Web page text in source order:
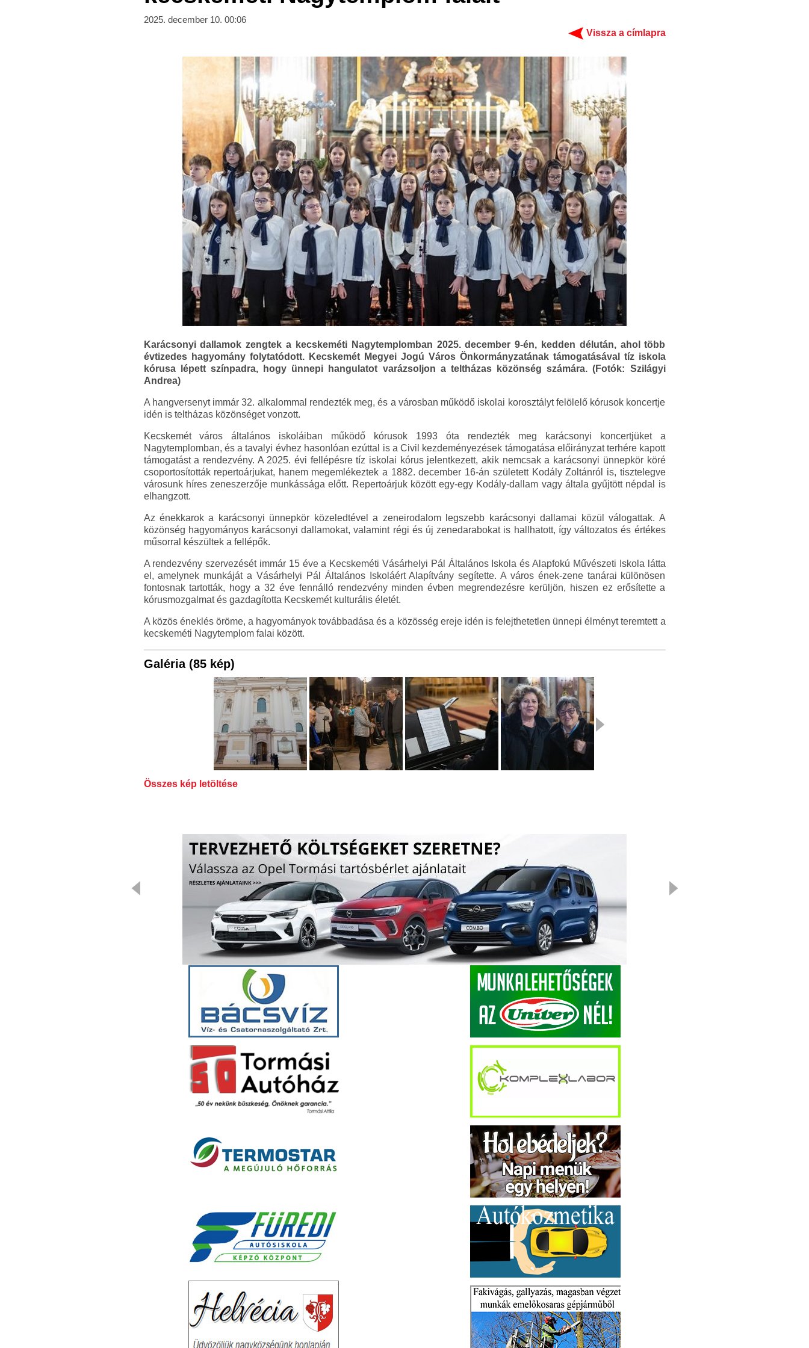
2025. december 10. 00:06
Vissza a címlapra
Karácsonyi dallamok zengtek a kecskeméti Nagytemplomban 2025. december 9-én, kedden délután, ahol több
évtizedes hagyomány folytatódott. Kecskemét Megyei Jogú Város Önkormányzatának támogatásával tíz iskola
kórusa lépett színpadra, hogy ünnepi hangulatot varázsoljon a teltházas közönség számára. (Fotók: Szilágyi
Andrea)
A hangversenyt immár 32. alkalommal rendezték meg, és a városban működő iskolai korosztályt felölelő kórusok koncertje
idén is teltházas közönséget vonzott.
Kecskemét város általános iskoláiban működő kórusok 1993 óta rendezték meg karácsonyi koncertjüket a
Nagytemplomban, és a tavalyi évhez hasonlóan ezúttal is a Civil kezdeményezések támogatása előirányzat terhére kapott
támogatást a rendezvény. A 2025. évi fellépésre tíz iskolai kórus jelentkezett, akik nemcsak a karácsonyi ünnepkör köré
csoportosították repertoárjukat, hanem megemlékeztek a 1882. december 16-án született Kodály Zoltánról is, tisztelegve
városunk híres zeneszerzője munkássága előtt. Repertoárjuk között egy-egy Kodály-dallam vagy általa gyűjtött népdal is
elhangzott.
Az énekkarok a karácsonyi ünnepkör közeledtével a zeneirodalom legszebb karácsonyi dallamai közül válogattak. A
közönség hagyományos karácsonyi dallamokat, valamint régi és új zenedarabokat is hallhatott, így változatos és értékes
műsorral készültek a fellépők.
A rendezvény szervezését immár 15 éve a Kecskeméti Vásárhelyi Pál Általános Iskola és Alapfokú Művészeti Iskola látta
el, amelynek munkáját a Vásárhelyi Pál Általános Iskoláért Alapítvány segítette. A város ének-zene tanárai különösen
fontosnak tartották, hogy a 32 éve fennálló rendezvény minden évben megrendezésre kerüljön, hiszen ez erősítette a
kórusmozgalmat és gazdagította Kecskemét kulturális életét.
A közös éneklés öröme, a hagyományok továbbadása és a közösség ereje idén is felejthetetlen ünnepi élményt teremtett a
kecskeméti Nagytemplom falai között.
Galéria (85 kép)
Összes kép letöltése